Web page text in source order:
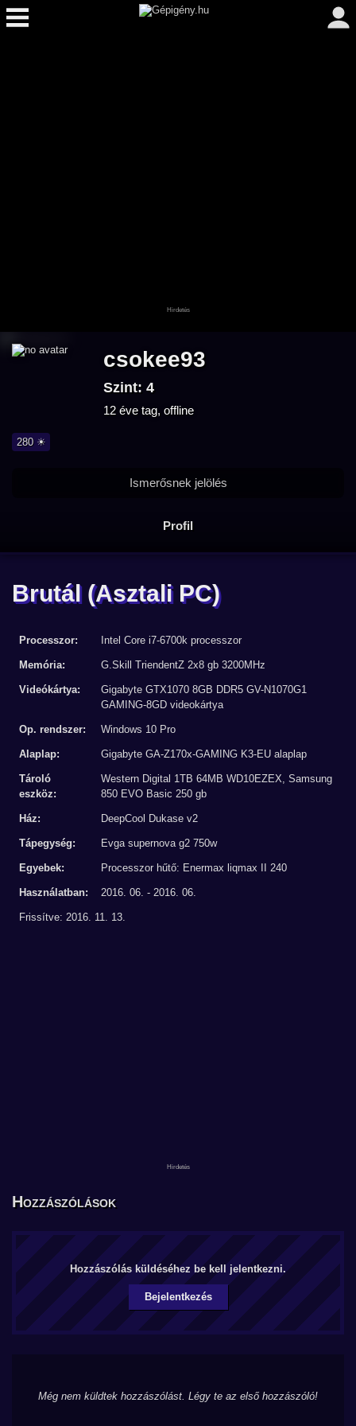
csokee93
Szint: 4
12 éve tag, offline
280 ☀
Profil
Ismerősnek jelölés
Brutál (Asztali PC)
Processzor: Intel Core i7-6700k processzor
Memória: G.Skill TriendentZ 2x8 gb 3200MHz
Videókártya:
Gigabyte GTX1070 8GB DDR5 GV-N1070G1
GAMING-8GD videokártya
Op. rendszer: Windows 10 Pro
Alaplap: Gigabyte GA-Z170x-GAMING K3-EU alaplap
Tároló
eszköz:
Western Digital 1TB 64MB WD10EZEX, Samsung
850 EVO Basic 250 gb
Ház: DeepCool Dukase v2
Tápegység: Evga supernova g2 750w
Egyebek: Processzor hűtő: Enermax liqmax II 240
Használatban: 2016. 06. - 2016. 06.
Frissítve: 2016. 11. 13.
Hozzászólások
Hozzászólás küldéséhez be kell jelentkezni.
Bejelentkezés
Még nem küldtek hozzászólást. Légy te az első hozzászóló!